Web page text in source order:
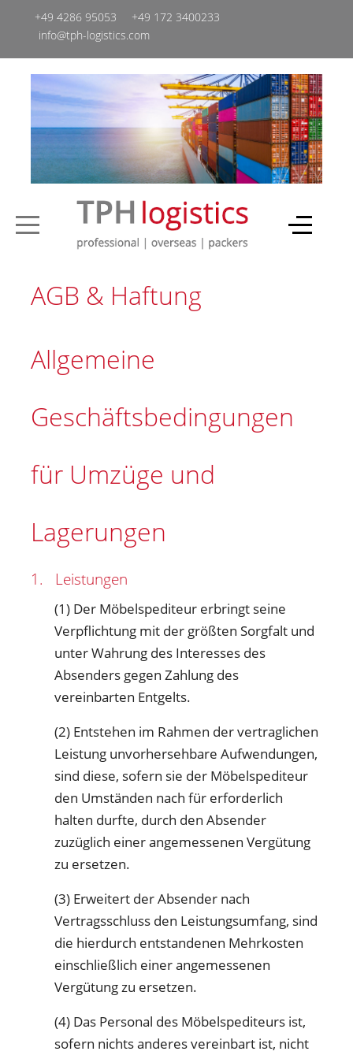
+49 4286 95053
+49 ‭172 3400233‬
info@tph-logistics.com
AGB & Haftung
Allgemeine
Geschäftsbedingungen
für Umzüge und
Lagerungen
1. Leistungen
(1) Der Möbelspediteur erbringt seine
Verpflichtung mit der größten Sorgfalt und
unter Wahrung des Interesses des
Absenders gegen Zahlung des
vereinbarten Entgelts.
(2) Entstehen im Rahmen der vertraglichen
Leistung unvorhersehbare Aufwendungen,
sind diese, sofern sie der Möbelspediteur
den Umständen nach für erforderlich
halten durfte, durch den Absender
zuzüglich einer angemessenen Vergütung
zu ersetzen.
(3) Erweitert der Absender nach
Vertragsschluss den Leistungsumfang, sind
die hierdurch entstandenen Mehrkosten
einschließlich einer angemessenen
Vergütung zu ersetzen.
(4) Das Personal des Möbelspediteurs ist,
sofern nichts anderes vereinbart ist, nicht